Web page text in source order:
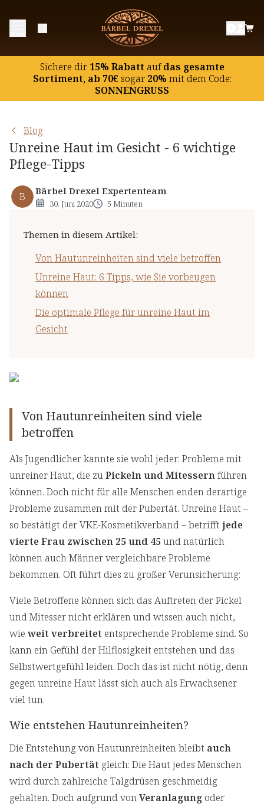
Sichere dir15% Rabatt aufdas gesamte
Sortiment, ab 70€ sogar20% mit dem Code:
SONNENGRUSS
Blog
Unreine Haut im Gesicht - 6 wichtige
Pflege-Tipps
B Bärbel Drexel Expertenteam
30. Juni 2020 5 Minuten
Themen in diesem Artikel:
Von Hautunreinheiten sind viele betroffen
Unreine Haut: 6 Tipps, wie Sie vorbeugen
können
Die optimale Pflege für unreine Haut im
Gesicht
Von Hautunreinheiten sind viele betroffen
Unreine Haut: 6 Tipps, wie Sie vorbeugen können
Die optimale Pflege für unreine Haut im Gesicht
Von Hautunreinheiten sind viele
betroffen
Als Jugendlicher kannte sie wohl jeder: Probleme mit
unreiner Haut, die zuPickeln und Mitessernführen
können. Doch nicht für alle Menschen enden derartige
Probleme zusammen mit der Pubertät. Unreine Haut –
so bestätigt der VKE-Kosmetikverband – betrifft jede
vierte Frau zwischen 25 und 45 und natürlich
können auch Männer vergleichbare Probleme
bekommen. Oft führt dies zu großer Verunsicherung:
Viele Betroffene können sich das Auftreten der Pickel
und Mitesser nicht erklären und wissen auch nicht,
wie weit verbreitet entsprechende Probleme sind. So
kann ein Gefühl der Hilflosigkeit entstehen und das
Selbstwertgefühl leiden. Doch das ist nicht nötig, denn
gegen unreine Haut lässt sich auch als Erwachsener
viel tun.
Wie entstehen Hautunreinheiten?
Die Entstehung von Hautunreinheiten bleibt auch
nach der Pubertät gleich: Die Haut jedes Menschen
wird durch zahlreiche Talgdrüsen geschmeidig
gehalten. Doch aufgrund vonVeranlagung oder